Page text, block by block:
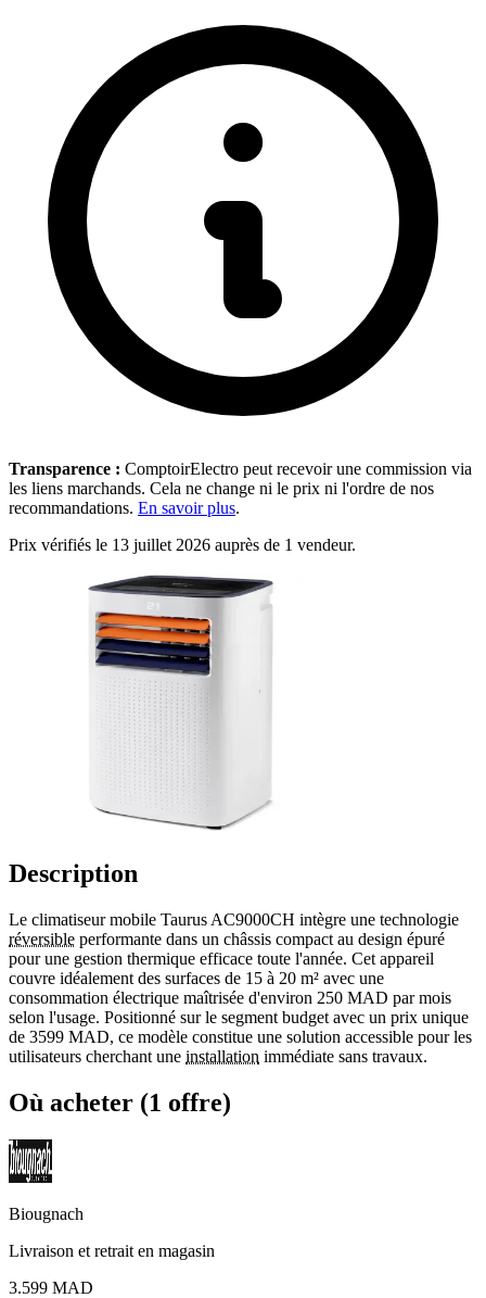
Transparence : ComptoirElectro peut recevoir une commission via
les liens marchands. Cela ne change ni le prix ni l'ordre de nos
recommandations. En savoir plus.
Prix vérifiés le 13 juillet 2026 auprès de 1 vendeur.
Description
Le climatiseur mobile Taurus AC9000CH intègre une technologie
réversible performante dans un châssis compact au design épuré
pour une gestion thermique efficace toute l'année. Cet appareil
couvre idéalement des surfaces de 15 à 20 m² avec une
consommation électrique maîtrisée d'environ 250 MAD par mois
selon l'usage. Positionné sur le segment budget avec un prix unique
de 3599 MAD, ce modèle constitue une solution accessible pour les
utilisateurs cherchant une installation immédiate sans travaux.
Où acheter (1 offre)
Biougnach
Livraison et retrait en magasin
3.599 MAD